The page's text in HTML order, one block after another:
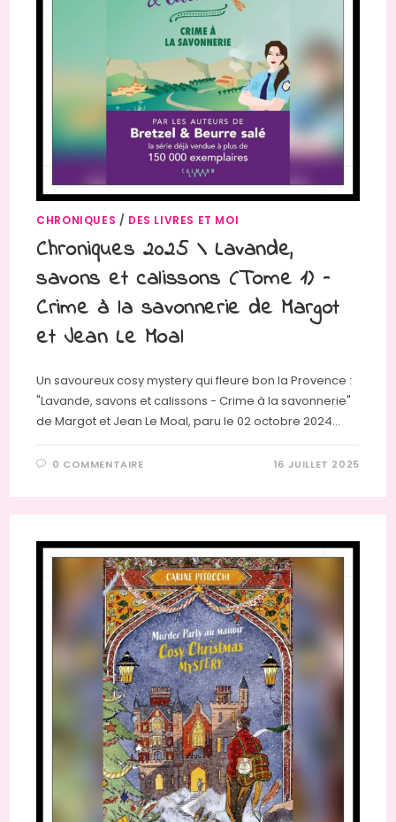
CHRONIQUES / DES LIVRES ET MOI
Chroniques 2025 \ Lavande,
savons et calissons (Tome 1) –
Crime à la savonnerie de Margot
et Jean Le Moal
Un savoureux cosy mystery qui fleure bon la Provence :
"Lavande, savons et calissons - Crime à la savonnerie"
de Margot et Jean Le Moal, paru le 02 octobre 2024…
0 COMMENTAIRE 16 JUILLET 2025